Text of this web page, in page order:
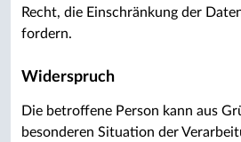
Recht, die Einschränkung der
fordern.
Widerspruch
Die betroffene Person kann aus
besonderen Situation der